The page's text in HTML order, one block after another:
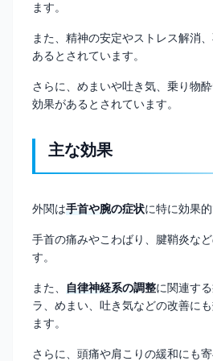
ます。
また、精神の安定やストレス解消
あるとされています。
さらに、めまいや吐き気、乗り物
効果があるとされています。
主な効果
外関は手首や腕の症状に特に効果的
手首の痛みやこわばり、腱鞘炎な
す。
また、 自律神経系の調整に関連す
ラ、めまい、吐き気などの改善に
ます。
さらに、頭痛や肩こりの緩和にも